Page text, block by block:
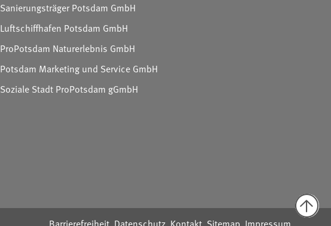
Sanierungsträger Potsdam GmbH
Luftschiffhafen Potsdam GmbH
ProPotsdam Naturerlebnis GmbH
Potsdam Marketing und Service GmbH
Soziale Stadt ProPotsdam gGmbH